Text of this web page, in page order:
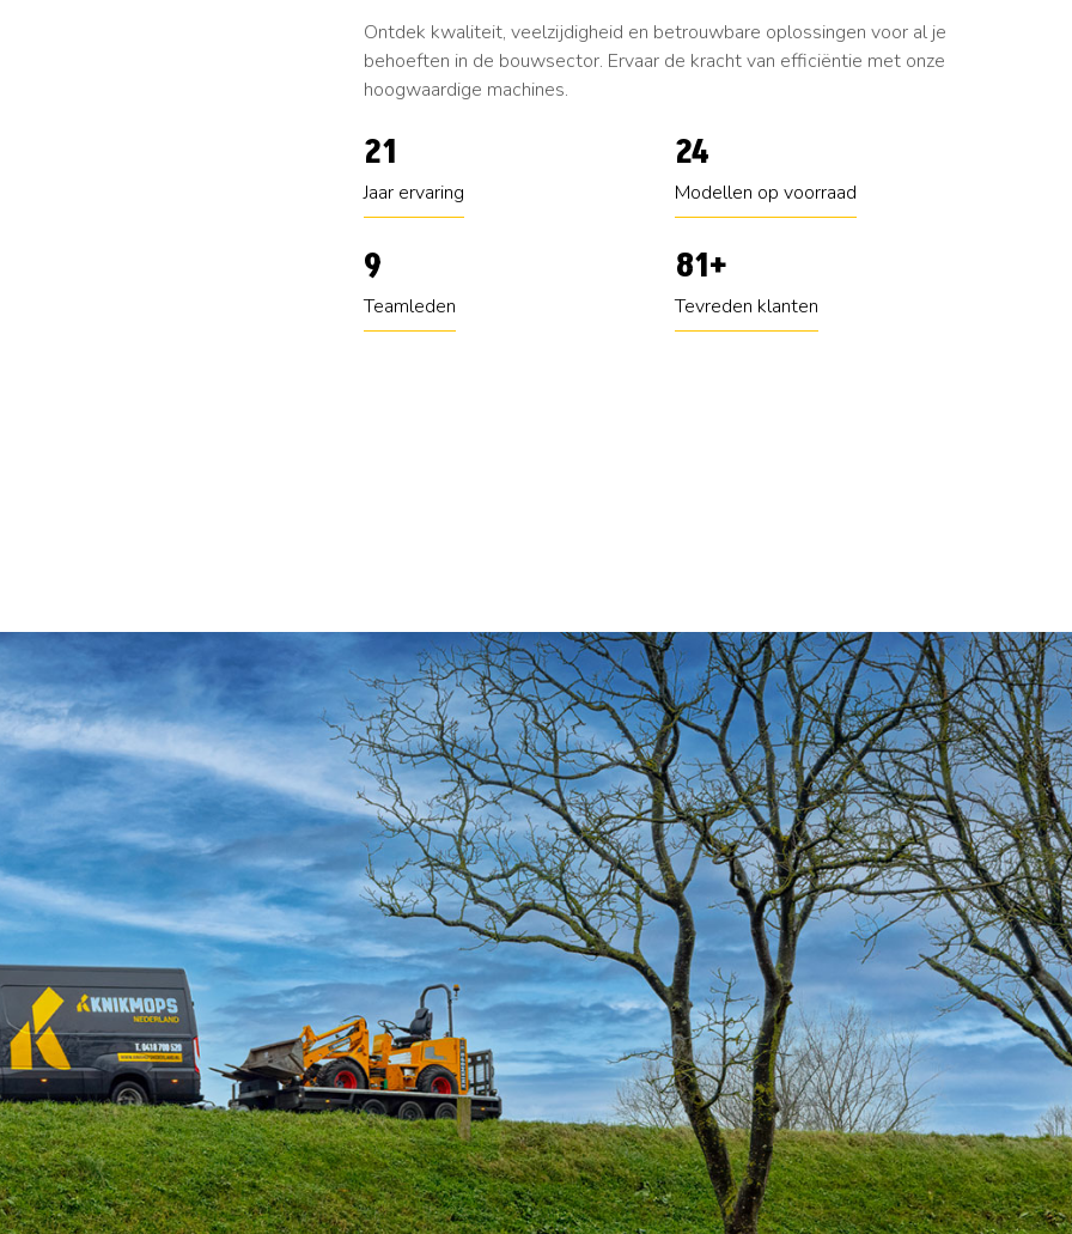
Ontdek kwaliteit, veelzijdigheid en betrouwbare oplossingen voor al je
behoeften in de bouwsector. Ervaar de kracht van efficiëntie met onze
hoogwaardige machines.
25
Jaar ervaring
29
Modellen op voorraad
10
Teamleden
100
Tevreden klanten